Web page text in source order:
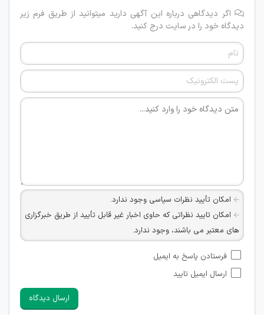
اگر دیدگاهی درباره این آگهی دارید میتوانید از طریق فرم زیر
دیدگاه خود را در سایت درج کنید.
امکان تأیید نظرات سیاسی وجود ندارد.
امکان تایید نظراتی که حاوی اخبار غیر قابل تأیید از طریق خبرگزاری
های معتبر می باشند، وجود ندارد.
شبکه های مجازی ارتباطی می باشند وجود ندارد.
امکان تأیید نظرات کاربرانی که به هر طریقی قصد مأیوس کردن
هرگونه تحریک، تحقیر و کنایه به سایر افراد (مسئول و غیر مسئول)
فرستادن پاسخ به ایمیل
ارسال ایمیل تایید
ارسال دیدگاه